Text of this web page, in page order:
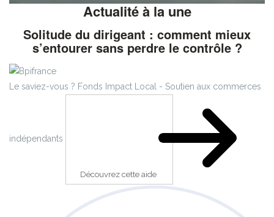
Actualité à la une
Solitude du dirigeant : comment mieux
s’entourer sans perdre le contrôle ?
Le saviez-vous ? Fonds Impact Local - Soutien aux commerces
indépendants
Découvrez cette aide